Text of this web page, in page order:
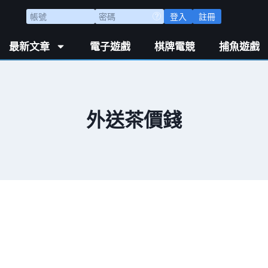
登入 註冊
最新文章 電子遊戲 棋牌電競 捕魚遊戲
外送茶價錢